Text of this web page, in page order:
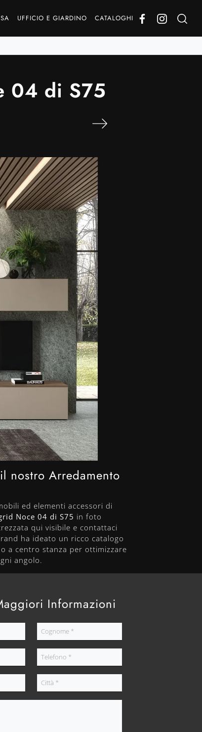
UFFICIO E GIARDINO CATALOGHI
04 di S75
nostro Arredamento
ed elementi accessori di
Noce 04 di S75 in foto
qui visibile e contattaci
ha ideato un ricco catalogo
a centro stanza per ottimizzare
angolo.
Informazioni